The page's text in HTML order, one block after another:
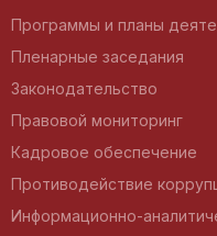
Программы и планы
Пленарные заседания
Законодательство
Правовой мониторинг
Кадровое обеспечение
Противодействие
Информационно-